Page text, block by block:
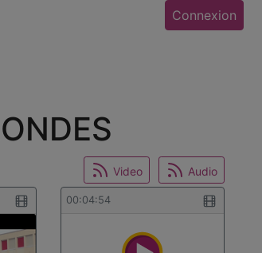
Connexion
Video Audio
00:04:54